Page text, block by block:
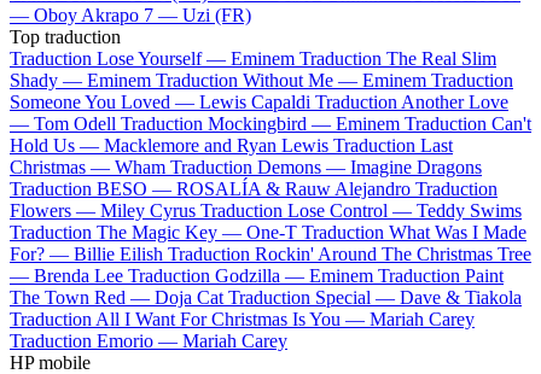
— Oboy Akrapo 7 — Uzi (FR)
Top traduction
Traduction Lose Yourself — Eminem Traduction The Real Slim
Shady — Eminem Traduction Without Me — Eminem Traduction
Someone You Loved — Lewis Capaldi Traduction Another Love
— Tom Odell Traduction Mockingbird — Eminem Traduction Can't
Hold Us — Macklemore and Ryan Lewis Traduction Last
Christmas — Wham Traduction Demons — Imagine Dragons
Traduction BESO — ROSALÍA & Rauw Alejandro Traduction
Flowers — Miley Cyrus Traduction Lose Control — Teddy Swims
Traduction The Magic Key — One-T Traduction What Was I Made
For? — Billie Eilish Traduction Rockin' Around The Christmas Tree
— Brenda Lee Traduction Godzilla — Eminem Traduction Paint
The Town Red — Doja Cat Traduction Special — Dave & Tiakola
Traduction All I Want For Christmas Is You — Mariah Carey
Traduction Emorio — Mariah Carey
HP mobile